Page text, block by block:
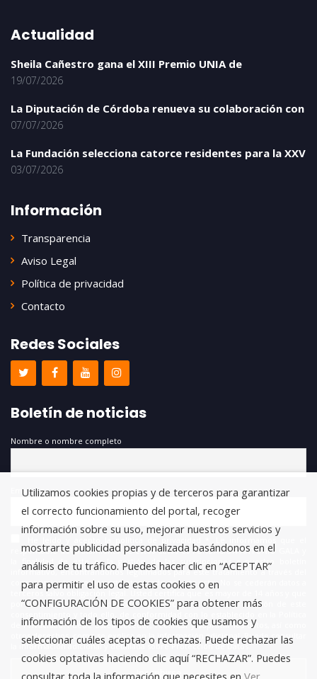
Actualidad
Sheila Cañestro gana el XIII Premio UNIA de
19/07/2026
La Diputación de Córdoba renueva su colaboración con
07/07/2026
La Fundación selecciona catorce residentes para la XXV
03/07/2026
Información
Transparencia
Aviso Legal
Política de privacidad
Contacto
Redes Sociales
Boletín de noticias
Nombre o nombre completo
Email
responsable del tratamiento de estos datos es FUNDACIÓN ANTONIO GALA y
la finalidad de este es la gestión de las suscripciones a nuestro boletín
informativo, encontrándonos legitimados para este tratamiento a través del
consentimiento que nos está otorgando en este acto. No se cederán datos a
terceros salvo obligación legal. Usted certifica que es mayor de 14 años y que
por lo tanto posee la capacidad legal necesaria para la prestación de este
de Privacidad. Puede usted acceder, rectificar y suprimir los datos, así como
otros derechos, como se explica en la información adicional. Puede consultar
la información adicional y detallada sobre Protección de Datos.
Utilizamos cookies propias y de terceros para garantizar
el correcto funcionamiento del portal, recoger
información sobre su uso, mejorar nuestros servicios y
mostrarte publicidad personalizada basándonos en el
análisis de tu tráfico. Puedes hacer clic en “ACEPTAR”
para permitir el uso de estas cookies o en
“CONFIGURACIÓN DE COOKIES” para obtener más
información de los tipos de cookies que usamos y
seleccionar cuáles aceptas o rechazas. Puede rechazar las
cookies optativas haciendo clic aquí “RECHAZAR”. Puedes
consultar toda la información que necesites en Ver